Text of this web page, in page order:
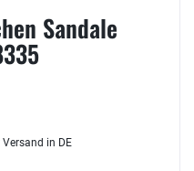
Sandale
in DE